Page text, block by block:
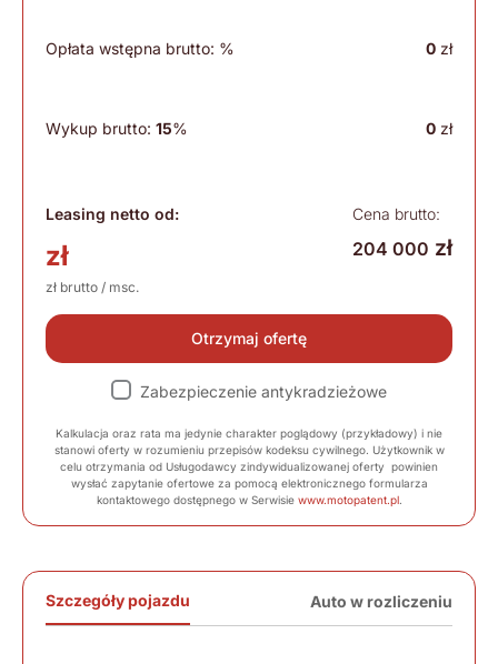
Opłata wstępna brutto: % 0 zł
Wykup brutto: 15% 0 zł
Leasing netto od:
zł
zł brutto / msc.
Cena brutto:
204 000 zł
Otrzymaj ofertę
Zabezpieczenie antykradzieżowe
Kalkulacja oraz rata ma jedynie charakter poglądowy (przykładowy) i nie
stanowi oferty w rozumieniu przepisów kodeksu cywilnego. Użytkownik w
celu otrzymania od Usługodawcy zindywidualizowanej oferty powinien
wysłać zapytanie ofertowe za pomocą elektronicznego formularza
kontaktowego dostępnego w Serwisie www.motopatent.pl.
Szczegóły pojazdu Auto w rozliczeniu